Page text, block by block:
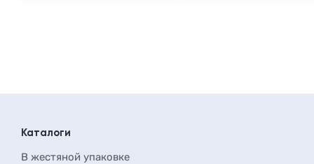
Каталоги
В жестяной упаковке